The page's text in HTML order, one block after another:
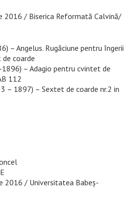
2016 / Biserica Reformată Calvină/
– Angelus. Rugăciune pentru îngerii
coarde
– Adagio pentru cvintet de
112
– 1897) – Sextet de coarde nr.2 in
2016 / Universitatea Babeș-